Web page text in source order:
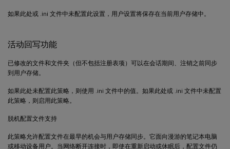
如果此处或 .ini 文件中未配置此设置，用户设置将保存在当前用户存储中。
活动回写功能
已修改的文件和文件夹（但不包括注册表项）可以在会话期间、注销之前同步
到用户存储。
如果此处未配置此策略，则使用 .ini 文件中的值。如果此处或 .ini 文件中未配置
此策略，则启用此策略。
脱机配置文件支持
此策略允许配置文件在最早的机会与用户存储同步。它面向漫游的笔记本电脑
或移动设备用户。当网络断开连接时，即使在重新启动或休眠后，配置文件仍